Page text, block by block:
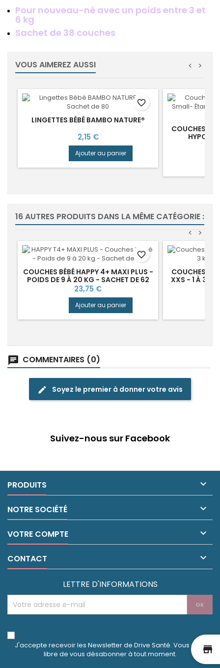
Pour nouveau-né avec un poids entre 3 et
6 kg
Sachet de 38 couches
VOUS AIMEREZ AUSSI >
<
LINGETTES BÉBÉ BAMBO NATURE®
Prix
2,15 €
Ajouter au panier
favorite_border
COUCHES DE
16 AUTRES PRODUITS DANS LA MÊME CATÉGORIE :
>
<
COUCHES BÉBÉ HAPPY 4+ MAXI PLUS -
POIDS DE 9 À 20 KG - SACHET DE 62
Prix
23,75 €
Ajouter au panier
favorite_border
COUCHES
XXS - 1 À 3
chat COMMENTAIRES (0)
edit Soyez le premier à donner votre avis
Suivez-nous sur Facebook
PRODUITS 
NOTRE SOCIÉTÉ 
VOTRE COMPTE 
CONTACT 
LETTRE D'INFORMATIONS
J'accepte recevoir les Newsletter de Drive Santé. Vous êtes
libre de vous désabonner à tout moment.